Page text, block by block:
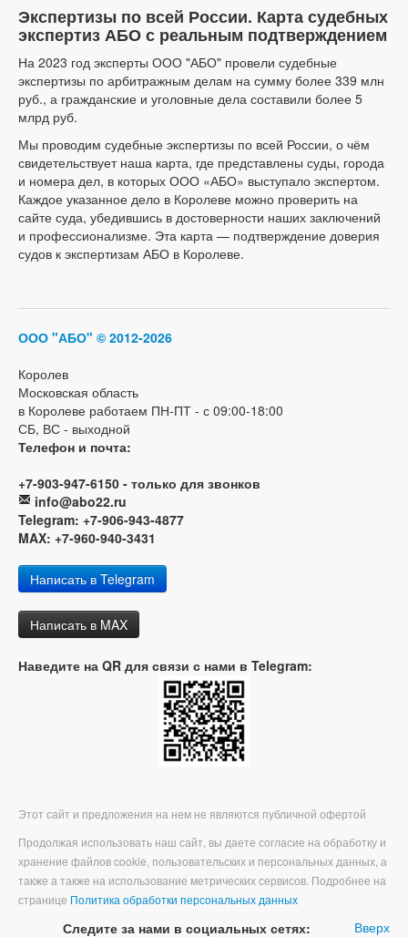
Экспертизы по всей России. Карта судебных
экспертиз АБО с реальным подтверждением
На 2023 год эксперты ООО "АБО" провели судебные
экспертизы по арбитражным делам на сумму более 339 млн
руб., а гражданские и уголовные дела составили более 5
млрд руб.
Мы проводим судебные экспертизы по всей России, о чём
свидетельствует наша карта, где представлены суды, города
и номера дел, в которых ООО «АБО» выступало экспертом.
Каждое указанное дело в Королеве можно проверить на
сайте суда, убедившись в достоверности наших заключений
и профессионализме. Эта карта — подтверждение доверия
судов к экспертизам АБО в Королеве.
ООО "АБО" © 2012-2026
Королев
Московская область
в Королеве работаем ПН-ПТ - с 09:00-18:00
СБ, ВС - выходной
Телефон и почта:
+7-903-947-6150 - только для звонков
info@abo22.ru
Telegram: +7-906-943-4877
MAX: +7-960-940-3431
Написать в Telegram
Написать в MAX
Наведите на QR для связи с нами в Telegram:
Этот сайт и предложения на нем не являются публичной офертой
Продолжая использовать наш сайт, вы даете согласие на обработку и
хранение файлов cookie, пользовательских и персональных данных, а
также а также на использование метрических сервисов. Подробнее на
странице Политика обработки персональных данных
Вверх
Следите за нами в социальных сетях: